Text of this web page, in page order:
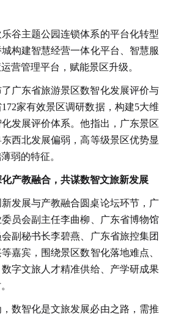
谷主题公园连锁体系的平台化转型
构建智慧经营一体化平台、智慧服
营管理平台，赋能景区升级。
广东省旅游景区数智化发展评价与
家有效景区调研数据，构建5大维
发展评价体系。他指出，广东景区
西北发展偏弱，高等级景区优势显
弱的特征。
化产教融合，共谋数智文旅新发展
发展与产教融合圆桌论坛环节，广
员会副主任李曲柳、广东省博物馆
副秘书长李碧燕、广东省旅控集团
嘉宾，围绕景区数智化落地难点、
字文旅人才精准供给、产学研成果
数智化是文旅发展必由之路，需推